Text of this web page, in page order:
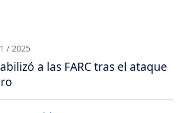
/ 2025
a las FARC tras el ataque